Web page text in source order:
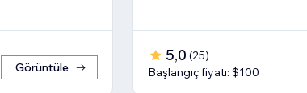
Görüntüle
5,0 (25)
Başlangıç fiyatı: $100